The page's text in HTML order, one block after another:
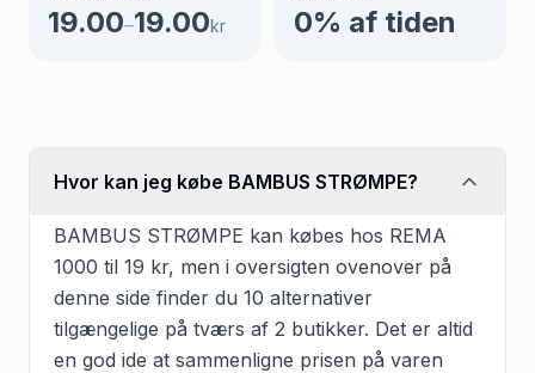
19.00–19.00kr 0% af tiden
Hvor kan jeg købe BAMBUS STRØMPE?
BAMBUS STRØMPE kan købes hos REMA
1000 til 19 kr, men i oversigten ovenover på
denne side finder du 10 alternativer
tilgængelige på tværs af 2 butikker. Det er altid
en god ide at sammenligne prisen på varen